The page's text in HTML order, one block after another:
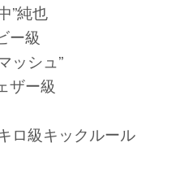
”純也
ー級
ッシュ”
ザー級
ロ級キックルール